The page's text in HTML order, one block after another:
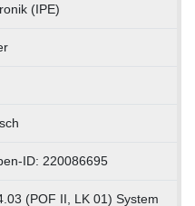
(IPE)
ID: 220086695
(POF II, LK 01) System